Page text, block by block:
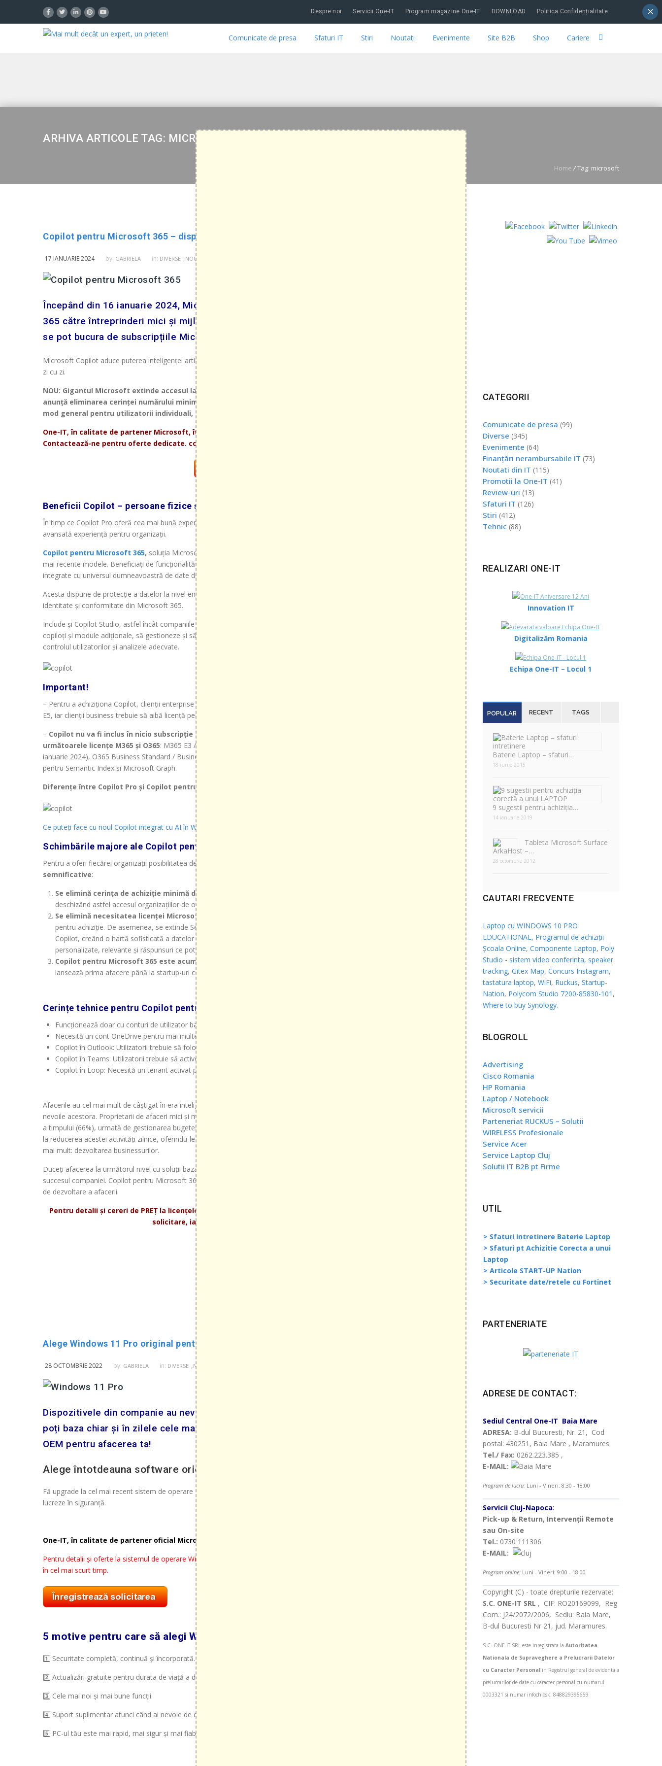
Despre noi Servicii One-IT Program magazine One-IT DOWNLOAD Politica Confidențialitate
Comunicate de presa Sfaturi IT Stiri Noutati Evenimente Site B2B Shop Cariere
ARHIVA ARTICOLE TAG: MICROSOFT ARCHIVES - ONE-IT BLOG
Home /Tag: microsoft
Copilot pentru Microsoft 365 – disponibil pentru firme din 16 ianuarie 2024
17 IANUARIE 2024 by: GABRIELA in: DIVERSE ,NOUTATI DIN IT
Începând din 16 ianuarie 2024, Microsoft a extins disponibilitatea Copilot pentru Microsoft
365 către întreprinderi mici și mijlocii. De acum, utilizatorii obișnuiți precum și companiile
se pot bucura de subscripțiile Microsoft Copilot. Vezi mai jos noutățile!
Microsoft Copilot aduce puterea inteligenței artificiale generative la îndemâna tuturor, atât în mediul profesional, cât și în viața de
zi cu zi.
NOU: Gigantul Microsoft extinde accesul la Copilot pentru Microsoft 365 și către întreprinderile mici și mijlocii, și
anunță eliminarea cerinței numărului minim de locuri pentru planurile comerciale. Astfel, Copilot devine accesibil în
mod general pentru utilizatorii individuali, precum și pentru companii.
One-IT, în calitate de partener Microsoft, îți pune la dispoziție noul Copilot pentru companii și persoane fizice.
Contactează-ne pentru oferte dedicate. contact@one-it.ro
Beneficii Copilot – persoane fizice și companii
În timp ce Copilot Pro oferă cea mai bună experiență pentru persoanele fizice, Copilot pentru Microsoft 365 reprezintă cea mai
avansată experiență pentru organizații.
Copilot pentru Microsoft 365, soluția Microsoft bazată pe inteligență artificială integrată, vă oferă același acces prioritar la cele
mai recente modele. Beneficiați de funcționalitățile Copilot în Word, Excel, PowerPoint, Outlook, OneNote și Microsoft Teams,
integrate cu universul dumneavoastră de date din Microsoft Graph.
Acesta dispune de protecție a datelor la nivel enterprise, moștenind astfel politicile existente de securitate, confidențialitate,
identitate și conformitate din Microsoft 365.
Include și Copilot Studio, astfel încât companiile să poată personaliza Copilot pentru Microsoft 365, să construiască proprii lor
copiloți și module adiționale, să gestioneze și să securizeze personalizările și copiloții independenți, având accesul, datele,
controlul utilizatorilor și analizele adecvate.
Important!
– Pentru a achiziționa Copilot, clienții enterprise trebuie să dețină o licență pentru Microsoft 365 E3 sau E5, sau Office 365 E3 sau
E5, iar clienții business trebuie să aibă licență pentru Microsoft 365 Business Standard sau Business Premium.
– Copilot nu va fi inclus în nicio subscripție M365 existentă
următoarele licențe M365 și O365: M365 E3 / E5, M365 Business Standard / Business Premium, O365 E3 / E5 (începând cu 16
ianuarie 2024), O365 Business Standard / Business Premium (începând cu 16 ianuarie 2024). Aceleași licențe sunt necesare și
pentru Semantic Index și Microsoft Graph.
Diferențe între Copilot Pro și Copilot pentru Microsoft 365:
Ce puteți face cu noul Copilot integrat cu AI în Windows 11
Schimbările majore ale Copilot pentru companii și organizații
Pentru a oferi fiecărei organizații posibilitatea de a deveni alimentată de inteligența artificială,
semnificative:
Se elimină cerința de achiziție minimă de 300 de locuri
deschizând astfel accesul organizațiilor de orice dimensiune la beneficiile Copilot.
Se elimină necesitatea licenței Microsoft 365 pentru Copilot
pentru achiziție. De asemenea, se extinde Semantic Index pentru Copilot către utilizatorii Office 365 cu o licență plătită pentru
Copilot, creând o hartă sofisticată a datelor și conținutului în organizație și permițând astfel furnizarea de răspunsuri
personalizate, relevante și răspunsuri ce pot fi puse în aplicare cu succes.
Copilot pentru Microsoft 365 este acum disponibil în mod general pentru IMM-uri
lansează prima afacere până la startup-uri cu 300 de persoane, aflate în dezvoltare accelerată.
Cerințe tehnice pentru Copilot pentru Microsoft 365
Funcționează doar cu conturi de utilizator bazate pe Azure Active Directory.
Necesită un cont OneDrive pentru mai multe funcționalități.
Copilot în Outlook: Utilizatorii trebuie să folosească noul Outlook pentru Windows.
Copilot în Teams: Utilizatorii trebuie să activeze clientul desktop Teams și transcrierea.
Copilot în Loop: Necesită un tenant activat pentru Loop.
Afacerile au cel mai mult de câștigat în era inteligenței artificiale generative, iar Copilot este special conceput pentru a satisface
nevoile acestora. Proprietarii de afaceri mici și mijlocii raportează că partea de comunicare cu clienții le ocupă cea mai mare parte
a timpului (66%), urmată de gestionarea bugetelor (50%) și sarcinile administrative (48%). Copilot pentru Microsoft 365 poate ajuta
la reducerea acestei activități zilnice, oferindu-le antreprenorilor timp valoros pentru a se concentra asupra a ceea ce contează cel
mai mult: dezvoltarea businessurilor.
Duceți afacerea la următorul nivel cu soluții bazate pe AI, ce oferă răspunsuri imediate și eficiente, facilitând astfel creșterea și
succesul companiei. Copilot pentru Microsoft 365 poate fi partenerul perfect pentru a transforma operațiunile zilnice în oportunități
de dezvoltare a afacerii.
Pentru detalii și cereri de PREȚ la licențele Microsoft 365 și Copilot pentru Microsoft 365, completați formularul de
solicitare, iar noi vă vom contacta în cel mai scurt timp.
Alege Windows 11 Pro original pentru securitatea companiei tale
28 OCTOMBRIE 2022 by: GABRIELA in: DIVERSE ,NOUTATI DIN IT
Dispozitivele din companie au nevoie de Windows 11 Pro, sistemul de operare pe care te
poți baza chiar și în zilele cele mai intense la birou. Bucură-te de securitate cu Windows 11
OEM pentru afacerea ta!
Alege întotdeauna software original
Fă upgrade la cel mai recent sistem de operare – Windows 11 OEM. Ajută-ți angajații să rămână concentrați, organizați și să
lucreze în siguranță.
One-IT, în calitate de partener oficial Microsoft, îți oferă sisteme de operare și soluții Microsoft originale.
Pentru detalii și oferte la sistemul de operare Windows 11 Pro, completează următorul formular, iar echipa noastră te va contacta
în cel mai scurt timp.
5 motive pentru care să alegi Windows 11 Pro original
1️⃣ Securitate completă, continuă și încorporată.
2️⃣ Actualizări gratuite pentru durata de viață a dispozitivului.
3️⃣ Cele mai noi și mai bune funcții.
4️⃣ Suport suplimentar atunci când ai nevoie de el.
5️⃣ PC-ul tău este mai rapid, mai sigur și mai fiabil.
CATEGORII
Comunicate de presa (99)
Diverse (345)
Evenimente (64)
Finanțări nerambursabile IT (73)
Noutati din IT (115)
Promotii la One-IT (41)
Review-uri (13)
Sfaturi IT (126)
Stiri (412)
Tehnic (88)
REALIZARI ONE-IT
Innovation IT
Digitalizăm Romania
Echipa One-IT – Locul 1
POPULAR RECENT TAGS
Baterie Laptop – sfaturi…
18 iunie 2015
9 sugestii pentru achiziția…
14 ianuarie 2019
Tableta Microsoft Surface
–…
28 octombrie 2012
CAUTARI FRECVENTE
Laptop cu WINDOWS 10 PRO
EDUCATIONAL , Programul de achiziții
Școala Online, Componente Laptop, Poly
Studio - sistem video conferinta, speaker
tracking, Gitex Map, Concurs Instagram,
tastatura laptop, WiFi, Ruckus, Startup-
Nation, Polycom Studio 7200-85830-101 ,
Where to buy Synology.
BLOGROLL
Advertising
Cisco Romania
HP Romania
Laptop / Notebook
Microsoft servicii
Parteneriat RUCKUS – Solutii
WIRELESS Profesionale
Service Acer
Service Laptop Cluj
Solutii IT B2B pt Firme
UTIL
> Sfaturi intretinere Baterie Laptop
> Sfaturi pt Achizitie Corecta a unui
Laptop
> Articole START-UP Nation
> Securitate date/retele cu Fortinet
PARTENERIATE
ADRESE DE CONTACT:
Sediul Central One-IT Baia Mare
ADRESA: B-dul Bucuresti, Nr. 21, Cod
postal: 430251, Baia Mare , Maramures
Tel./ Fax: 0262.223.385 ,
E-MAIL:
Program de lucru:Luni - Vineri: 8:30 - 18:00
Servicii Cluj-Napoca:
Pick-up & Return, Intervenții Remote
sau On-site
Tel.: 0730 111306
E-MAIL:
Program online:Luni - Vineri: 9:00 - 18:00
Copyright (C) - toate drepturile rezervate:
S.C. ONE-IT SRL , CIF: RO20169099, Reg
Com.: J24/2072/2006, Sediu: Baia Mare,
B-dul Bucuresti Nr 21, jud. Maramures.
S.C. ONE-IT SRL este inregistrata la Autoritatea
Nationala de Supraveghere a Prelucrarii Datelor
cu Caracter Personalin Registrul general de evidenta a
prelucrarilor de date cu caracter personal cu numarul
0003321 si numar infochiosk: 848829395659
×